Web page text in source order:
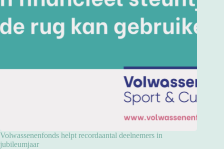
Volwassenenfonds helpt recordaantal deelnemers in
jubileumjaar